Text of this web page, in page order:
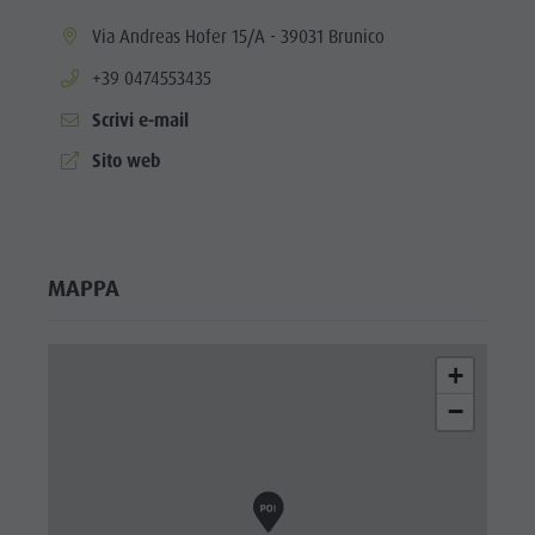
aria.location:
Via Andreas Hofer 15/A - 39031 Brunico
aria.phone:
+39 0474553435
Scrivi e-mail
aria.website:
Sito web
MAPPA
+
−